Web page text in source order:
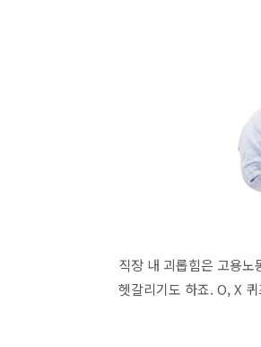
직장 내 괴롭힘은 고용
헷갈리기도 하죠. O, X